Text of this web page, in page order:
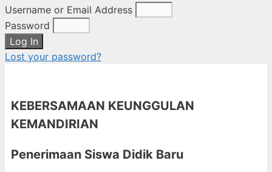
Username or Email Address
Password
Log In
Lost your password?
KEBERSAMAAN KEUNGGULAN
KEMANDIRIAN
Penerimaan Siswa Didik Baru